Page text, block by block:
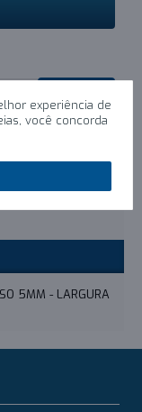
5MM - LARGURA
experiência de
você concorda